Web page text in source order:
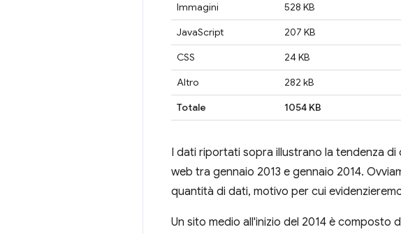
Immagini
528 KB
JavaScript
207 KB
CSS
24 KB
Altro
282 kB
Totale
1054 KB
I dati riportati sopra illustrano la tendenza
web tra gennaio 2013 e gennaio 2014.
quantità di dati, motivo per cui
Un sito medio all'inizio del 2014 è composto